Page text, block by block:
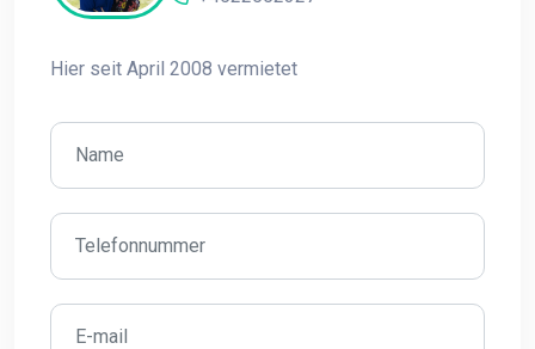
Hier seit April 2008 vermietet